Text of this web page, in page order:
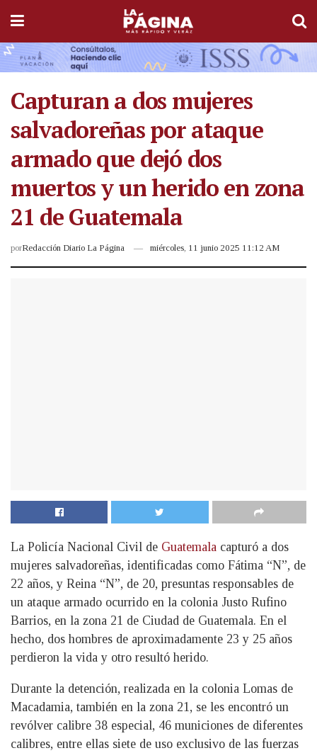
Capturan a dos mujeres
salvadoreñas por ataque
armado que dejó dos
muertos y un herido en zona
21 de Guatemala
porRedacción Diario La Página miércoles, 11 junio 2025 11:12 AM
La Policía Nacional Civil de Guatemala capturó a dos
mujeres salvadoreñas, identificadas como Fátima “N”, de
22 años, y Reina “N”, de 20, presuntas responsables de
un ataque armado ocurrido en la colonia Justo Rufino
Barrios, en la zona 21 de Ciudad de Guatemala. En el
hecho, dos hombres de aproximadamente 23 y 25 años
perdieron la vida y otro resultó herido.
Durante la detención, realizada en la colonia Lomas de
Macadamia, también en la zona 21, se les encontró un
revólver calibre 38 especial, 46 municiones de diferentes
calibres, entre ellas siete de uso exclusivo de las fuerzas